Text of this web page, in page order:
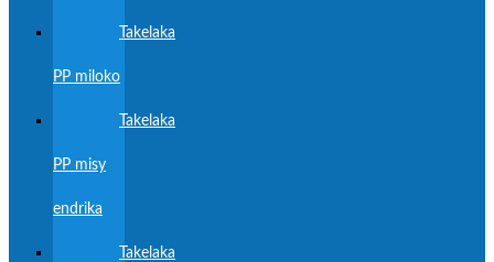
Takelaka
PP miloko
Takelaka
PP misy
endrika
Takelaka